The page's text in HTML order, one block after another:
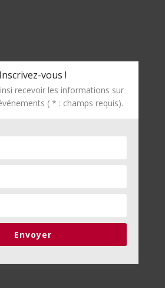
Inscrivez-vous !
recevoir les informations sur
( * : champs requis).
Envoyer